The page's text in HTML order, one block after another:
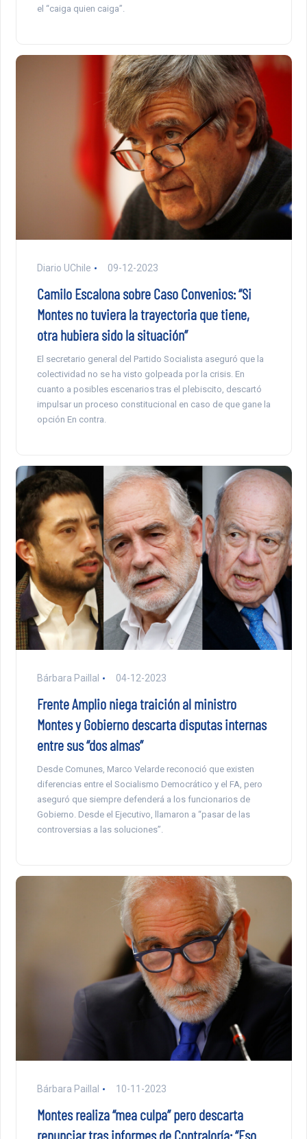
el “caiga quien caiga”.
Diario UChile 09-12-2023
Camilo Escalona sobre Caso Convenios: “Si
Montes no tuviera la trayectoria que tiene,
otra hubiera sido la situación”
El secretario general del Partido Socialista aseguró que la
colectividad no se ha visto golpeada por la crisis. En
cuanto a posibles escenarios tras el plebiscito, descartó
impulsar un proceso constitucional en caso de que gane la
opción En contra.
Bárbara Paillal 04-12-2023
Frente Amplio niega traición al ministro
Montes y Gobierno descarta disputas internas
entre sus “dos almas”
Desde Comunes, Marco Velarde reconoció que existen
diferencias entre el Socialismo Democrático y el FA, pero
aseguró que siempre defenderá a los funcionarios de
Gobierno. Desde el Ejecutivo, llamaron a “pasar de las
controversias a las soluciones”.
Bárbara Paillal 10-11-2023
Montes realiza “mea culpa” pero descarta
renunciar tras informes de Contraloría: “Eso